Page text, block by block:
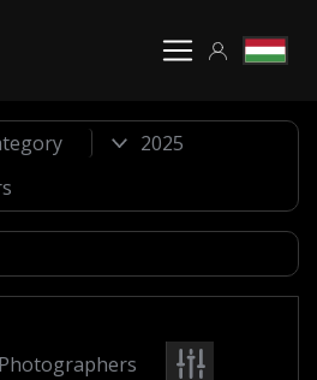
Photographers